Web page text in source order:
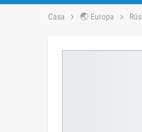
Casa 🌏 Europa